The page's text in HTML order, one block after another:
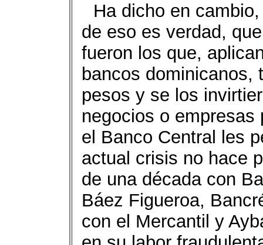
Ha dicho en
de eso es verdad,
fueron los que,
bancos dominicanos,
pesos y se los
negocios o
el Banco Central les
actual crisis no hace
de una década con
Báez Figueroa,
con el Mercantil y